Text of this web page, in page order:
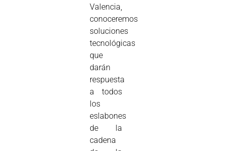
Valencia,
conoceremos
soluciones
tecnológicas
que
darán
respuesta
a todos
los
eslabones
de la
cadena